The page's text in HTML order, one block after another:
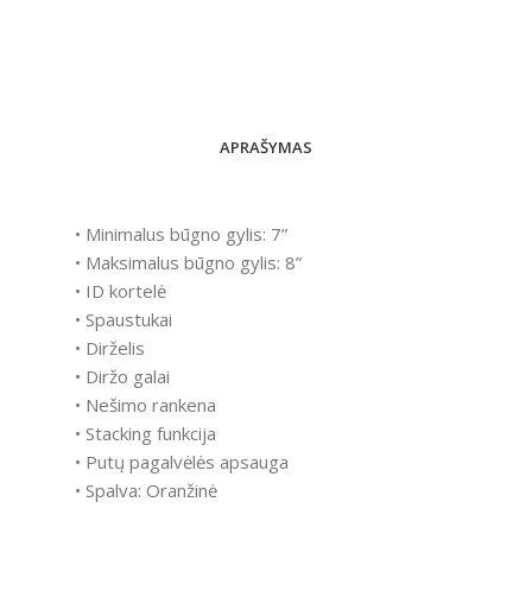
APRAŠYMAS
• Minimalus būgno gylis: 7”
• Maksimalus būgno gylis: 8”
• ID kortelė
• Spaustukai
• Dirželis
• Diržo galai
• Nešimo rankena
• Stacking funkcija
• Putų pagalvėlės apsauga
• Spalva: Oranžinė